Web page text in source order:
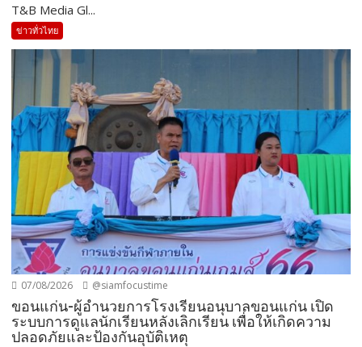
T&B Media Gl...
ข่าวทั่วไทย
07/08/2026 @siamfocustime
ขอนแก่น-ผู้อำนวยการโรงเรียนอนุบาลขอนแก่น เปิด
ระบบการดูแลนักเรียนหลังเลิกเรียน เพื่อให้เกิดความ
ปลอดภัยและป้องกันอุบัติเหตุ